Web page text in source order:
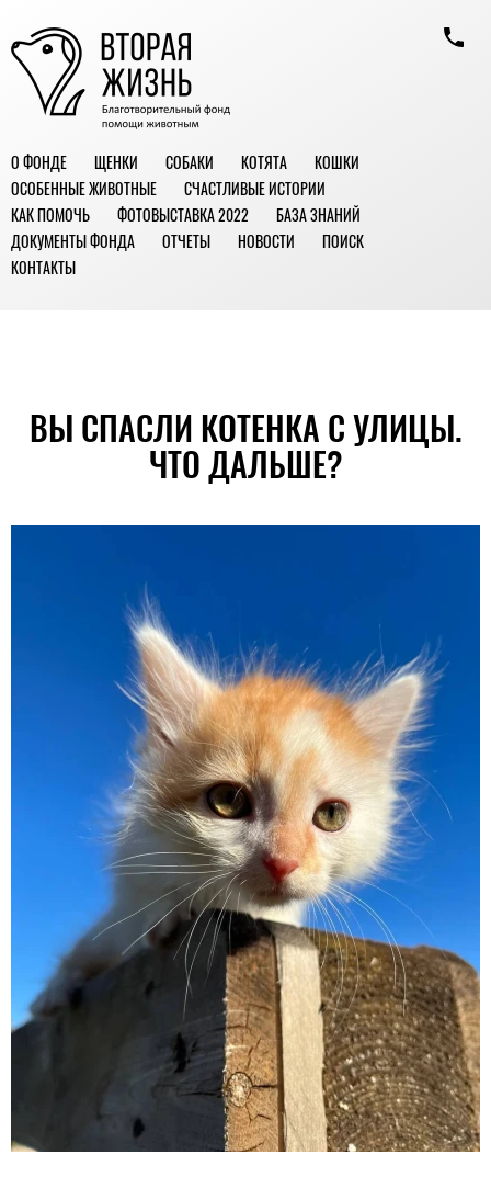
О ФОНДЕ ЩЕНКИ СОБАКИ КОТЯТА
КОШКИ
ОСОБЕННЫЕ ЖИВОТНЫЕ
СЧАСТЛИВЫЕ ИСТОРИИ
КАК ПОМОЧЬ
ФОТОВЫСТАВКА 2022
БАЗА ЗНАНИЙ
ДОКУМЕНТЫ ФОНДА
ОТЧЕТЫ НОВОСТИ
ПОИСК
КОНТАКТЫ
ВЫ СПАСЛИ КОТЕНКА С УЛИЦЫ.
ЧТО ДАЛЬШЕ?